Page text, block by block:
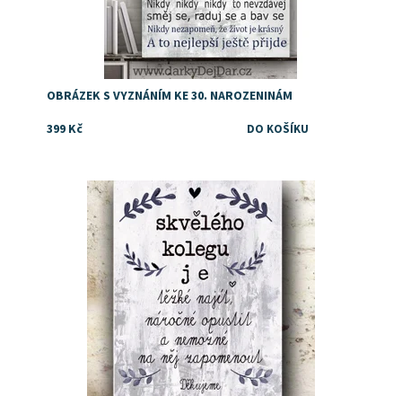
OBRÁZEK S VYZNÁNÍM KE 30. NAROZENINÁM
399 Kč
Dostupnost: Skladem